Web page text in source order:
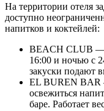
На территории отеля
доступно
напитков и коктейлей:
BEACH CLUB —
16:00 и ночью с
закуски подают
EL BUREN BAR
освежиться
баре. Работает